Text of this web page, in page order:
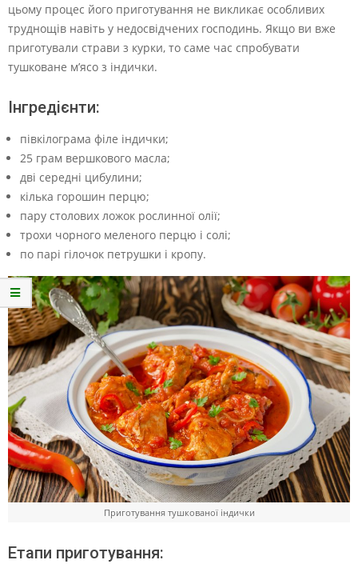
цьому процес його приготування не викликає особливих
труднощів навіть у недосвідчених господинь. Якщо ви вже
приготували страви з курки, то саме час спробувати
тушковане м’ясо з індички.
Інгредієнти:
півкілограма філе індички;
25 грам вершкового масла;
дві середні цибулини;
кілька горошин перцю;
пару столових ложок рослинної олії;
трохи чорного меленого перцю і солі;
по парі гілочок петрушки і кропу.
Приготування тушкованої індички
Етапи приготування: